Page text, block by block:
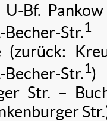
U-Bf.
Becher-Str.1
(zurück:
Becher-Str.1)
Str. –